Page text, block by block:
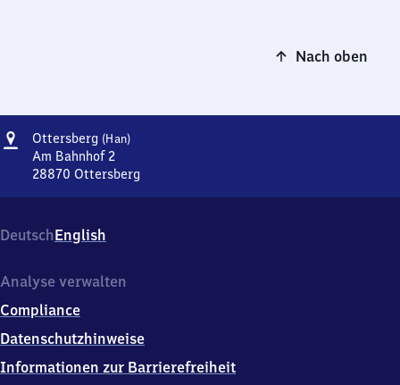
Nach oben
Adresse
Ottersberg (Han)Ottersberg
Am Bahnhof 2
28870 Ottersberg
Am
Bahnhof
2
8
7
Ottersberg
DeutschEnglish
Analyse verwalten
Compliance
Datenschutzhinweise
Informationen zur Barrierefreiheit